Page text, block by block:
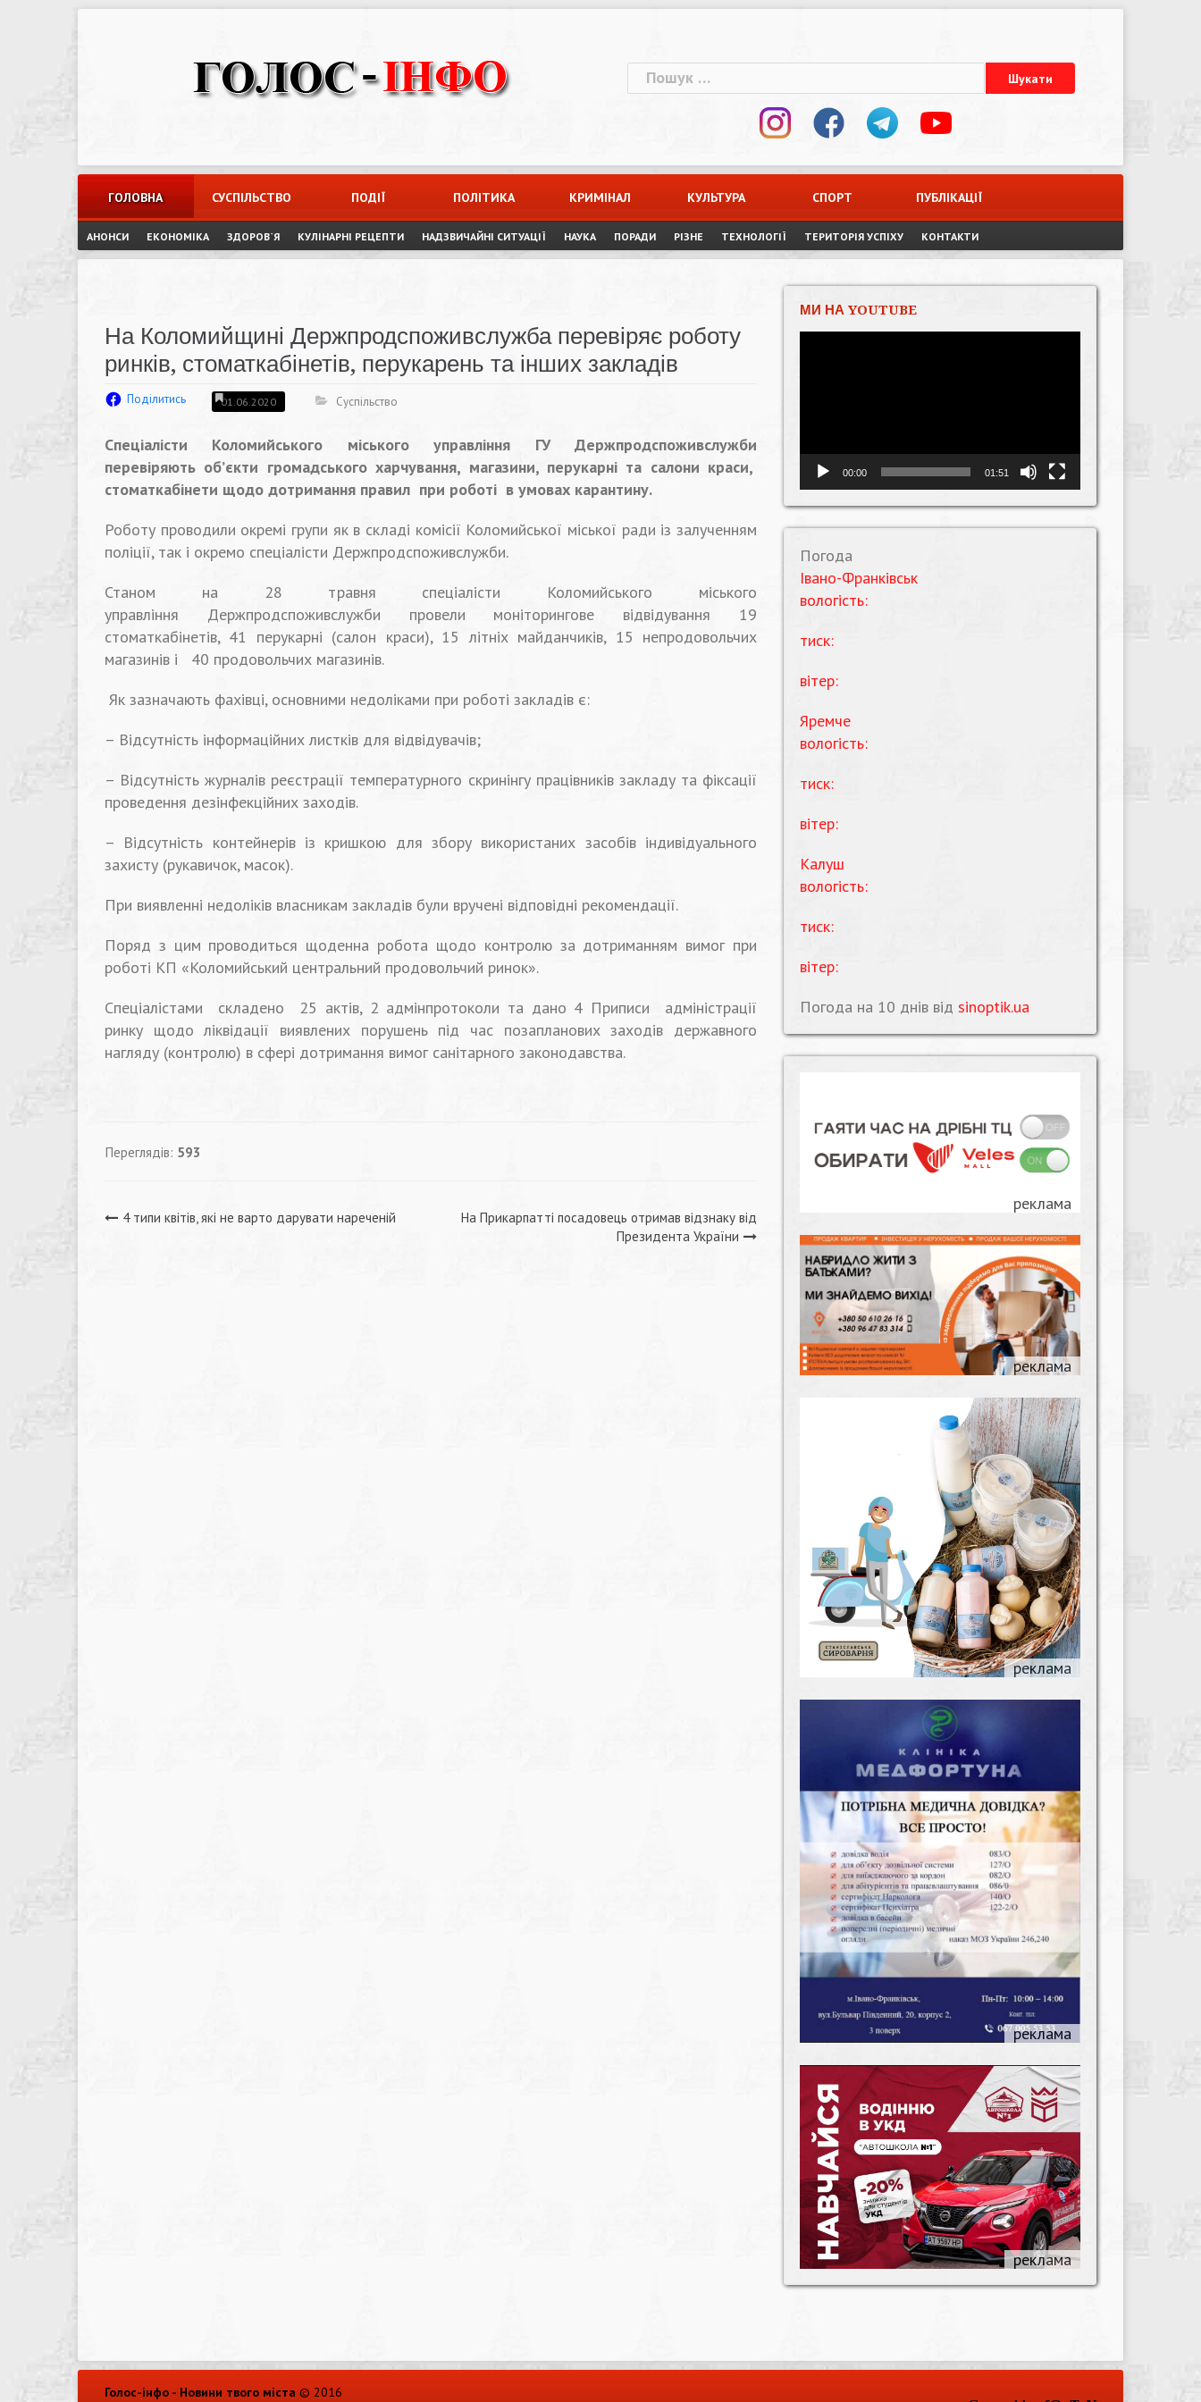
Пошук:
ГОЛОВНА СУСПІЛЬСТВО ПОДІЇ ПОЛІТИКА КРИМІНАЛ КУЛЬТУРА СПОРТ ПУБЛІКАЦІЇ
АНОНСИ ЕКОНОМІКА ЗДОРОВ`Я КУЛІНАРНІ РЕЦЕПТИ НАДЗВИЧАЙНІ СИТУАЦІЇ НАУКА ПОРАДИ РІЗНЕ ТЕХНОЛОГІЇ ТЕРИТОРІЯ УСПІХУ КОНТАКТИ
На Коломийщині Держпродспоживслужба перевіряє роботу
ринків, стоматкабінетів, перукарень та інших закладів
Поділитись 01.06.2020 Суспільство
Спеціалісти Коломийського міського управління ГУ Держпродспоживслужби
перевіряють об’єкти громадського харчування, магазини, перукарні та салони краси,
стоматкабінети щодо дотримання правил при роботі в умовах карантину.
Роботу проводили окремі групи як в складі комісії Коломийської міської ради із залученням
поліції, так і окремо спеціалісти Держпродспоживслужби.
Станом на 28 травня спеціалісти Коломийського міського
управління Держпродспоживслужби провели моніторингове відвідування 19
стоматкабінетів, 41 перукарні (салон краси), 15 літніх майданчиків, 15 непродовольчих
магазинів і 40 продовольчих магазинів.
Як зазначають фахівці, основними недоліками при роботі закладів є:
– Відсутність інформаційних листків для відвідувачів;
– Відсутність журналів реєстрації температурного скринінгу працівників закладу та фіксації
проведення дезінфекційних заходів.
– Відсутність контейнерів із кришкою для збору використаних засобів індивідуального
захисту (рукавичок, масок).
При виявленні недоліків власникам закладів були вручені відповідні рекомендації.
Поряд з цим проводиться щоденна робота щодо контролю за дотриманням вимог при
роботі КП «Коломийський центральний продовольчий ринок».
Спеціалістами складено 25 актів, 2 адмінпротоколи та дано 4 Приписи адміністрації
ринку щодо ліквідації виявлених порушень під час позапланових заходів державного
нагляду (контролю) в сфері дотримання вимог санітарного законодавства.
Переглядів: 593
Навігація
4 типи квітів, які не варто дарувати нареченій
На Прикарпатті посадовець отримав відзнаку від
Президента України
МИ НА YOUTUBE
00:00 01:51
Погода
Івано-Франківськ
вологість:
тиск:
вітер:
Яремче
вологість:
тиск:
вітер:
Калуш
вологість:
тиск:
вітер:
Погода на 10 днів від sinoptik.ua
Голос-інфо - Новини твого міста © 2016